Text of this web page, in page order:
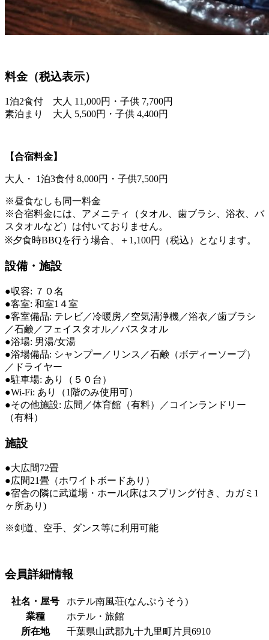
料金（税込表示）
1泊2食付 大人 11,000円・子供 7,700円
素泊まり 大人 5,500円・子供 4,400円
【合宿料金】
大人・ 1泊3食付 8,000円・子供7,500円
※昼食なしも同一料金
※合宿料金には、アメニティ（タオル、歯ブラシ、浴衣、バ
スタオルなど）は付いておりません。
※夕食時BBQを行う場合、＋1,100円（税込）となります。
設備・施設
●収容: ７０名
●客室: 和室1４室
●客室備品: テレビ／冷暖房／空気清浄機／浴衣／歯ブラシ
／石鹸／フェイスタオル／バスタオル
●浴場: 男湯/女湯
●浴場備品: シャンプー／リンス／石鹸（ボディーソープ）
／ドライヤー
●駐車場: あり（５０台）
●Wi-Fi: あり（1階のみ使用可）
●その他施設: 広間／体育館（有料）／コインランドリー
（有料）
施設
●大広間72畳
●広間21畳（ホワイトボードあり）
●宿舎の隣に武道場・ホール(床はスプリング付き、カガミ1
ヶ所あり)
※剣道、空手、ダンス等に利用可能
会員詳細情報
社名・屋号
ホテル南風荘(なんぷうそう)
業種
ホテル・旅館
所在地
千葉県山武郡九十九里町片貝6910